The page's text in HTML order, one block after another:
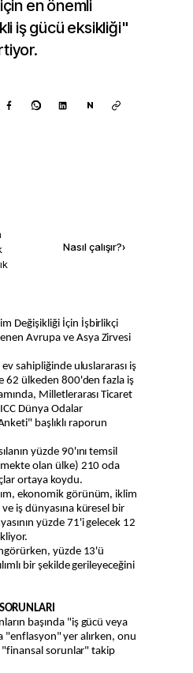
en önemli
iş gücü eksikliği"
N
Nasıl çalışır?›
Avrupa ve Asya Zirvesi
sahipliğinde uluslararası iş
62 ülkeden 800'den fazla iş
Milletlerarası Ticaret
Dünya Odalar
başlıklı raporun
yüzde 90'ını temsil
olan ülke) 210 oda
ortaya koydu.
ekonomik görünüm, iklim
iş dünyasına küresel bir
yüzde 71'i gelecek 12
yüzde 13'ü
bir şekilde gerileyeceğini
başında "iş gücü veya
"enflasyon" yer alırken, onu
sorunlar" takip